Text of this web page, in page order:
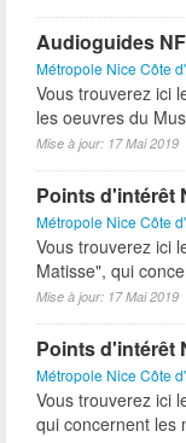
Audioguides
Métropole Nice Côte
Vous trouverez ici
les oeuvres du
Mise à jour: 17 Mai 2019
Points d'intérêt
Métropole Nice Côte
Vous trouverez ici
Matisse", qui
Mise à jour: 17 Mai 2019
Points d'intérêt
Métropole Nice Côte
Vous trouverez ici
qui concernent les